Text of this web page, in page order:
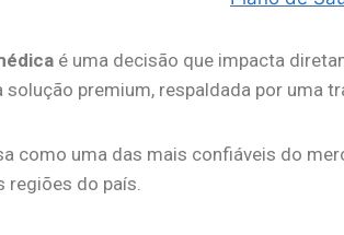
é uma decisão que impacta
premium, respaldada por uma
como uma das mais confiáveis do
do país.